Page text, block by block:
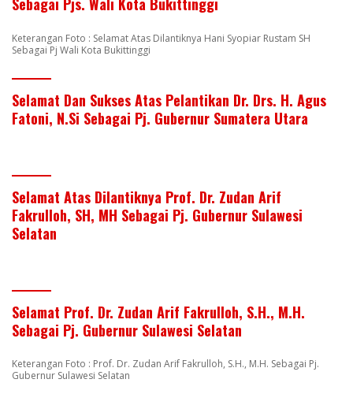
Keterangan Foto : Selamat Atas Dilantiknya Hani Syopiar Rustam SH
Sebagai Pj Wali Kota Bukittinggi
Selamat Dan Sukses Atas Pelantikan Dr. Drs. H. Agus
Fatoni, N.Si Sebagai Pj. Gubernur Sumatera Utara
Selamat Atas Dilantiknya Prof. Dr. Zudan Arif
Fakrulloh, SH, MH Sebagai Pj. Gubernur Sulawesi
Selatan
Selamat Prof. Dr. Zudan Arif Fakrulloh, S.H., M.H.
Sebagai Pj. Gubernur Sulawesi Selatan
Keterangan Foto : Prof. Dr. Zudan Arif Fakrulloh, S.H., M.H. Sebagai Pj.
Gubernur Sulawesi Selatan